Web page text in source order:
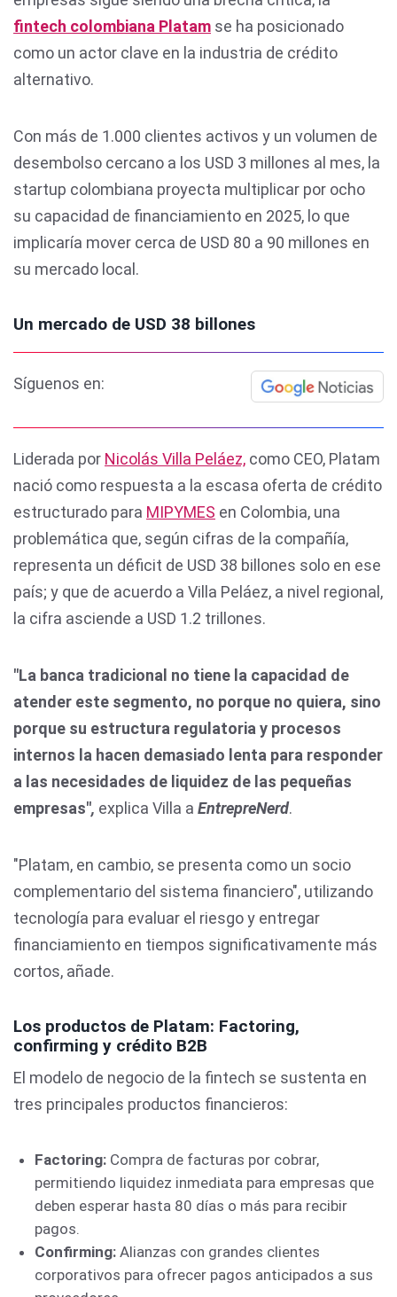
fintech colombiana Platam se ha posicionado
como un actor clave en la industria de crédito
alternativo.
Con más de 1.000 clientes activos y un volumen de
desembolso cercano a los USD 3 millones al mes, la
startup colombiana proyecta multiplicar por ocho
su capacidad de financiamiento en 2025, lo que
implicaría mover cerca de USD 80 a 90 millones en
su mercado local.
Un mercado de USD 38 billones
Síguenos en:
Liderada por Nicolás Villa Peláez, como CEO, Platam
nació como respuesta a la escasa oferta de crédito
estructurado para MIPYMES en Colombia, una
problemática que, según cifras de la compañía,
representa un déficit de USD 38 billones solo en ese
país; y que de acuerdo a Villa Peláez, a nivel regional,
la cifra asciende a USD 1.2 trillones.
"La banca tradicional no tiene la capacidad de
atender este segmento, no porque no quiera, sino
porque su estructura regulatoria y procesos
internos la hacen demasiado lenta para responder
a las necesidades de liquidez de las pequeñas
empresas", explica Villa a EntrepreNerd.
"Platam, en cambio, se presenta como un socio
complementario del sistema financiero", utilizando
tecnología para evaluar el riesgo y entregar
financiamiento en tiempos significativamente más
cortos, añade.
Los productos de Platam: Factoring,
confirming y crédito B2B
El modelo de negocio de la fintech se sustenta en
tres principales productos financieros:
Factoring: Compra de facturas por cobrar,
permitiendo liquidez inmediata para empresas que
deben esperar hasta 80 días o más para recibir
pagos.
Confirming: Alianzas con grandes clientes
corporativos para ofrecer pagos anticipados a sus